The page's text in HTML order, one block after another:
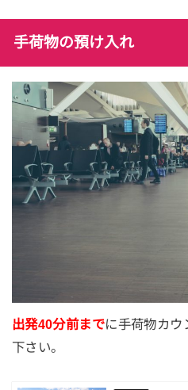
手荷物の預け入れ
出発40分前までに手荷物カウ
下さい。